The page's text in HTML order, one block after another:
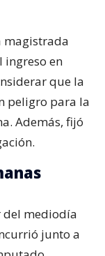
magistrada
ingreso en
que la
peligro para la
Además, fijó
del mediodía
junto a